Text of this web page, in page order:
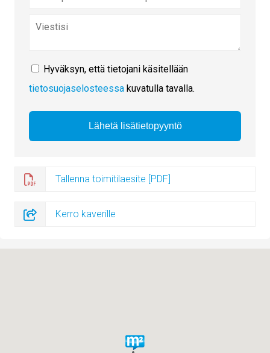
Hyväksyn, että tietojani käsitellään
tietosuojaselosteessa kuvatulla tavalla.
Tallenna toimitilaesite [PDF]
Kerro kaverille